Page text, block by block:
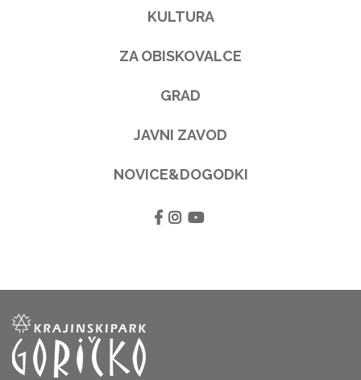
KULTURA
ZA OBISKOVALCE
GRAD
JAVNI ZAVOD
NOVICE&DOGODKI